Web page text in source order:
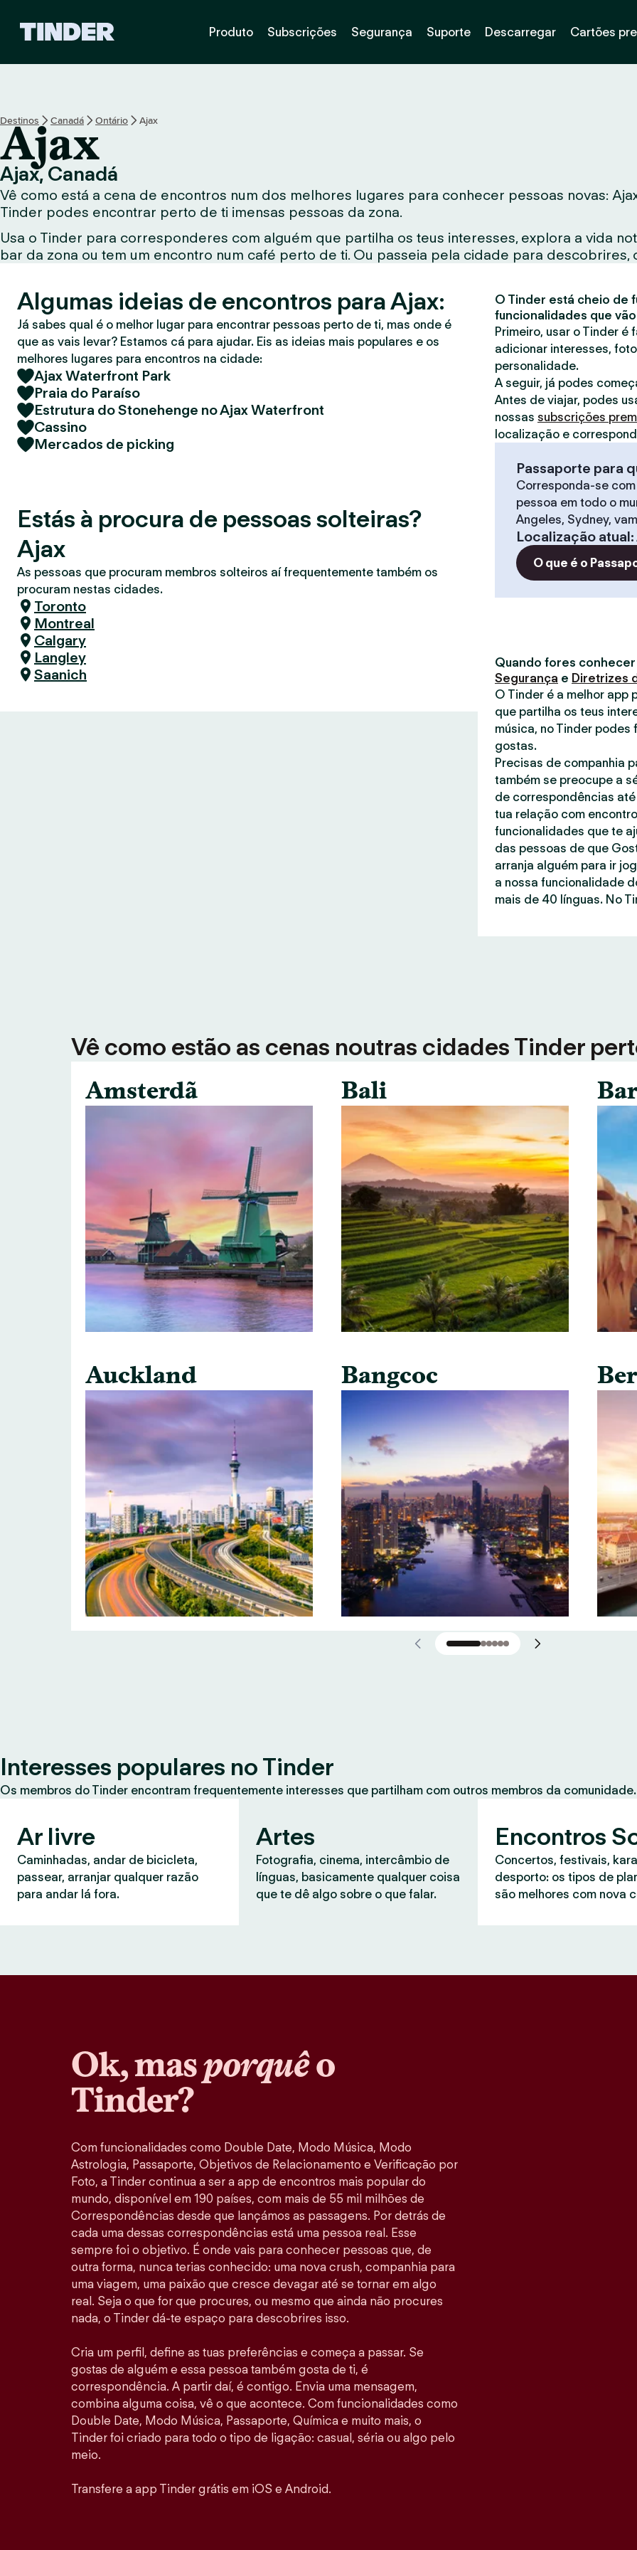
i
a
l
o
T
d
e
r
Produto Subscrições Segurança Suporte Descarregar Cartões
Destinos Canadá Ontário Ajax
Ajax
Ajax, Canadá
Vê como está a cena de encontros num dos melhores lugares para conhecer pessoas novas:
Tinder podes encontrar perto de ti imensas pessoas da zona.
Usa o Tinder para corresponderes com alguém que partilha os teus interesses, explora a vida
bar da zona ou tem um encontro num café perto de ti. Ou passeia pela cidade para
Algumas ideias de encontros para Ajax:
Já sabes qual é o melhor lugar para encontrar pessoas perto de ti, mas onde é
que as vais levar? Estamos cá para ajudar. Eis as ideias mais populares e os
melhores lugares para encontros na cidade:
Ajax Waterfront Park
Praia do Paraíso
Estrutura do Stonehenge no Ajax Waterfront
Cassino
Mercados de picking
Estás à procura de pessoas solteiras?
Ajax
As pessoas que procuram membros solteiros aí frequentemente também os
procuram nestas cidades.
Toronto
Montreal
Calgary
Langley
Saanich
O Tinder está cheio de
funcionalidades que
Primeiro, usar o Tinder é
adicionar interesses,
personalidade.
A seguir, já podes
Antes de viajar, podes
nossas subscrições
localização e
Passaporte para
Corresponda-se
pessoa em todo o
Angeles, Sydney,
Localização atual:
O que é o
Quando fores
Segurança e Diretrizes
O Tinder é a melhor app
que partilha os teus
música, no Tinder
gostas.
Precisas de companhia
também se preocupe a
de correspondências
tua relação com
funcionalidades que te
das pessoas de que
arranja alguém para ir
a nossa funcionalidade
mais de 40 línguas. No
Vê como estão as cenas noutras cidades Tinder
Amsterdã
Auckland
Bali
Bangcoc
Interesses populares no Tinder
Os membros do Tinder encontram frequentemente interesses que partilham com outros membros da
Ar livre
Caminhadas, andar de bicicleta,
passear, arranjar qualquer razão
para andar lá fora.
Artes
Fotografia, cinema, intercâmbio de
línguas, basicamente qualquer coisa
que te dê algo sobre o que falar.
Encontros
Concertos, festivais,
desporto: os tipos de
são melhores com nova
Ok, masporquêo
Tinder?
Com funcionalidades como Double Date, Modo Música, Modo
Astrologia, Passaporte, Objetivos de Relacionamento e Verificação por
Foto, a Tinder continua a ser a app de encontros mais popular do
mundo, disponível em 190 países, com mais de 55 mil milhões de
Correspondências desde que lançámos as passagens. Por detrás de
cada uma dessas correspondências está uma pessoa real. Esse
sempre foi o objetivo. É onde vais para conhecer pessoas que, de
outra forma, nunca terias conhecido: uma nova crush, companhia para
uma viagem, uma paixão que cresce devagar até se tornar em algo
real. Seja o que for que procures, ou mesmo que ainda não procures
nada, o Tinder dá-te espaço para descobrires isso.
Cria um perfil, define as tuas preferências e começa a passar. Se
gostas de alguém e essa pessoa também gosta de ti, é
correspondência. A partir daí, é contigo. Envia uma mensagem,
combina alguma coisa, vê o que acontece. Com funcionalidades como
Double Date, Modo Música, Passaporte, Química e muito mais, o
Tinder foi criado para todo o tipo de ligação: casual, séria ou algo pelo
meio.
Transfere a app Tinder grátis em iOS e Android.